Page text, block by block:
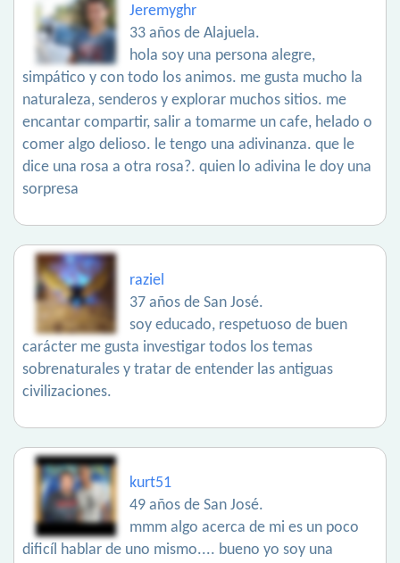
Jeremyghr
33 años de Alajuela.
hola soy una persona alegre,
simpático y con todo los animos. me gusta mucho la
naturaleza, senderos y explorar muchos sitios. me
encantar compartir, salir a tomarme un cafe, helado o
comer algo delioso. le tengo una adivinanza. que le
dice una rosa a otra rosa?. quien lo adivina le doy una
sorpresa
raziel
37 años de San José.
soy educado, respetuoso de buen
carácter me gusta investigar todos los temas
sobrenaturales y tratar de entender las antiguas
civilizaciones.
kurt51
49 años de San José.
mmm algo acerca de mi es un poco
dificíl hablar de uno mismo.... bueno yo soy una